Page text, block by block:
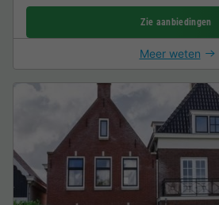
Zie aanbiedingen
Meer weten